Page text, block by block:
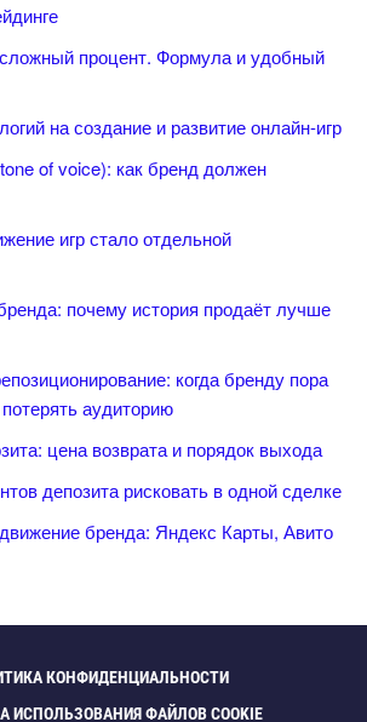
сложный процент. Формула и удобный
на создание и развитие онлайн-игр
of voice): как бренд должен
игр стало отдельной
почему история продаёт лучше
когда бренду пора
аудиторию
цена возврата и порядок выхода
депозита рисковать в одной сделке
бренда: Яндекс Карты, Авито
КОНФИДЕНЦИАЛЬНОСТИ
ИСПОЛЬЗОВАНИЯ ФАЙЛОВ COOKIE